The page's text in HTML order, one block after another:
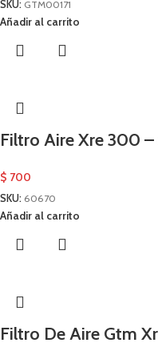
SKU: GTM00171
Añadir al carrito
Filtro Aire Xre 300
$ 700
SKU: 60670
Añadir al carrito
Filtro De Aire Gtm